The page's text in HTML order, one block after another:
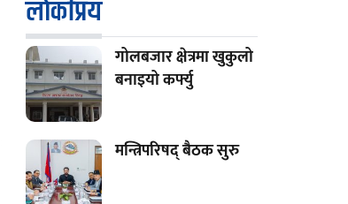
लाेकप्रिय
गोलबजार क्षेत्रमा खुकुलो
बनाइयो कर्फ्यु
मन्त्रिपरिषद् बैठक सुरु